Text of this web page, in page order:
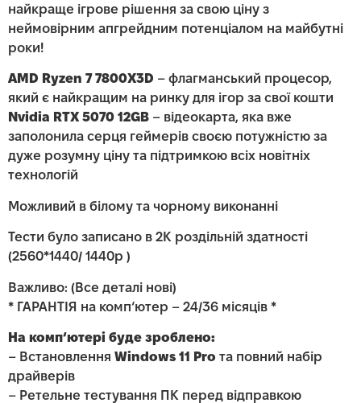
найкраще ігрове рішення за свою ціну з
неймовірним апгрейдним потенціалом на майбутні
роки!
AMD Ryzen 7 7800X3D – флагманський процесор,
який є найкращим на ринку для ігор за свої кошти
Nvidia RTX 5070 12GB – відеокарта, яка вже
заполонила серця геймерів своєю потужністю за
дуже розумну ціну та підтримкою всіх новітніх
технологій
Можливий в білому та чорному виконанні
Тести було записано в 2K роздільній здатності
(2560*1440/ 1440p )
Важливо: (Все деталі нові)
* ГАРАНТІЯ на комп‘ютер – 24/36 місяців *
На комп‘ютері буде зроблено:
– Встановлення Windows 11 Pro та повний набір
драйверів
– Ретельне тестування ПК перед відправкою